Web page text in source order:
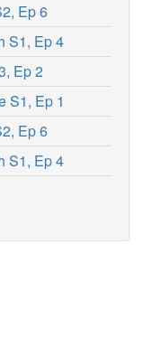
Ep 6
S1, Ep 4
Ep 2
S1, Ep 1
Ep 6
S1, Ep 4